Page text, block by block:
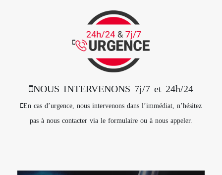
NOUS INTERVENONS 7j/7 et 24h/24
En cas d’urgence, nous intervenons dans l’immédiat, n’hésitez
pas à nous contacter via le formulaire ou à nous appeler.